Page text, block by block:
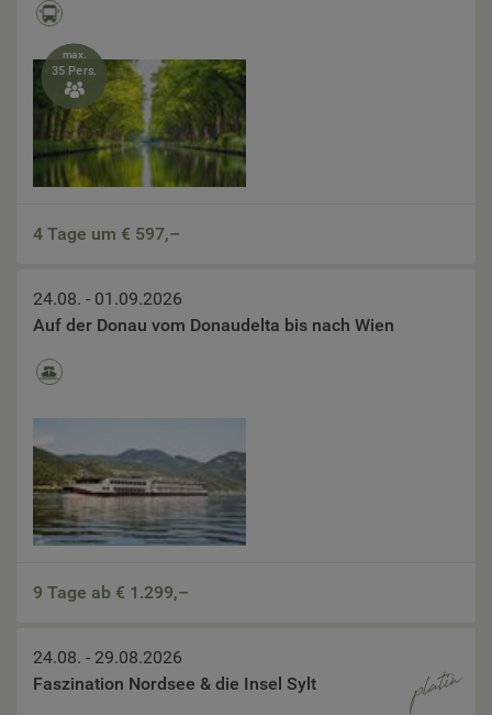
max.
35 Pers.

4 Tage um € 597,–
24.08. - 01.09.2026
Auf der Donau vom Donaudelta bis nach Wien
9 Tage ab € 1.299,–
24.08. - 29.08.2026
Faszination Nordsee & die Insel Sylt